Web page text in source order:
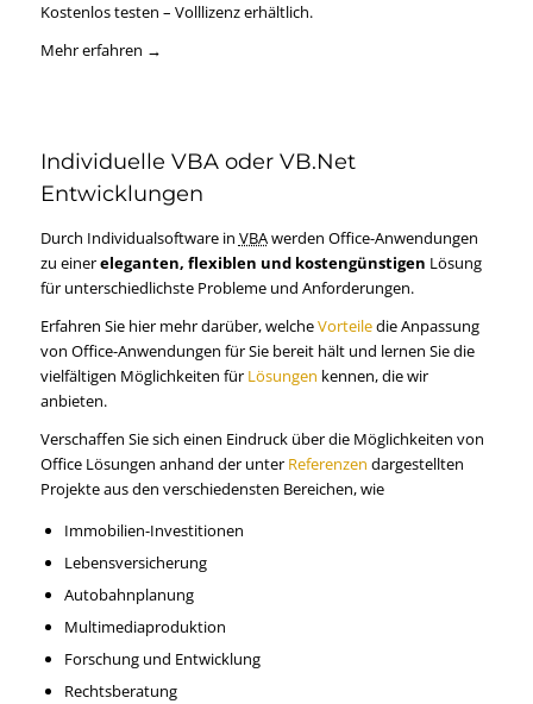
Kostenlos testen – Volllizenz erhältlich.
Mehr erfahren →
Individuelle VBA oder VB.Net
Entwicklungen
Durch Individualsoftware in VBAwerden Office-Anwendungen
zu einereleganten, flexiblen und kostengünstigen Lösung
für unterschiedlichste Probleme und Anforderungen.
Erfahren Sie hier mehr darüber, welcheVorteiledie Anpassung
von Office-Anwendungen für Sie bereit hält und lernen Sie die
vielfältigen Möglichkeiten für Lösungen kennen, die wir
anbieten.
Verschaffen Sie sich einen Eindruck über die Möglichkeiten von
Office Lösungen anhand der unter Referenzen dargestellten
Projekte aus den verschiedensten Bereichen, wie
Immobilien-Investitionen
Lebensversicherung
Autobahnplanung
Multimediaproduktion
Forschung und Entwicklung
Rechtsberatung